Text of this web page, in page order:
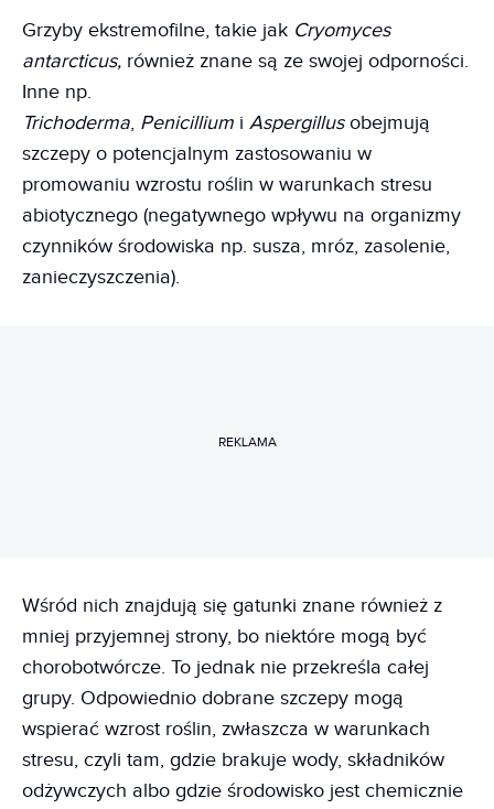
Grzyby ekstremofilne, takie jak Cryomyces
antarcticus, również znane są ze swojej odporności.
Inne np.
Trichoderma, Penicillium i Aspergillusobejmują
szczepy o potencjalnym zastosowaniu w
promowaniu wzrostu roślin w warunkach stresu
abiotycznego (negatywnego wpływu na organizmy
czynników środowiska np. susza, mróz, zasolenie,
zanieczyszczenia).
REKLAMA
Wśród nich znajdują się gatunki znane również z
mniej przyjemnej strony, bo niektóre mogą być
chorobotwórcze. To jednak nie przekreśla całej
grupy. Odpowiednio dobrane szczepy mogą
wspierać wzrost roślin, zwłaszcza w warunkach
stresu, czyli tam, gdzie brakuje wody, składników
odżywczych albo gdzie środowisko jest chemicznie